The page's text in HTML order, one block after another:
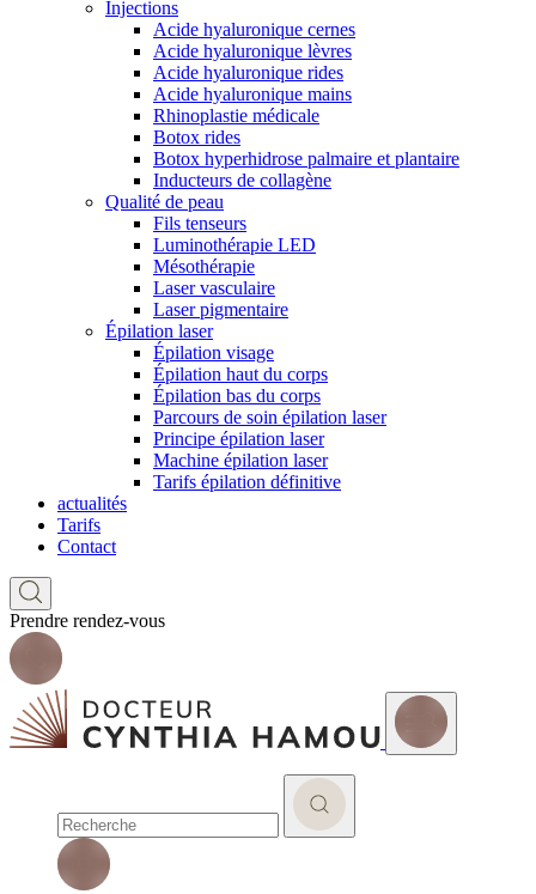
Injections
Acide hyaluronique cernes
Acide hyaluronique lèvres
Acide hyaluronique rides
Acide hyaluronique mains
Rhinoplastie médicale
Botox rides
Botox hyperhidrose palmaire et plantaire
Inducteurs de collagène
Qualité de peau
Fils tenseurs
Luminothérapie LED
Mésothérapie
Laser vasculaire
Laser pigmentaire
Épilation laser
Épilation visage
Épilation haut du corps
Épilation bas du corps
Parcours de soin épilation laser
Principe épilation laser
Machine épilation laser
Tarifs épilation définitive
actualités
Tarifs
Contact
Prendre rendez-vous